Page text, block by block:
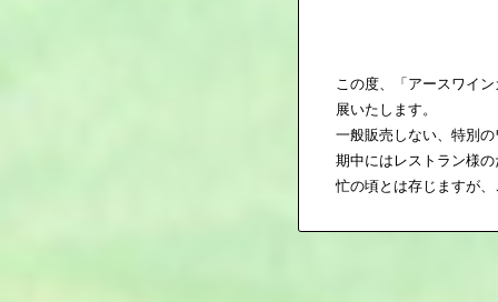
この度、「アースワイ
展いたします。
一般販売しない、特別
期中にはレストラン様
忙の頃とは存じますが